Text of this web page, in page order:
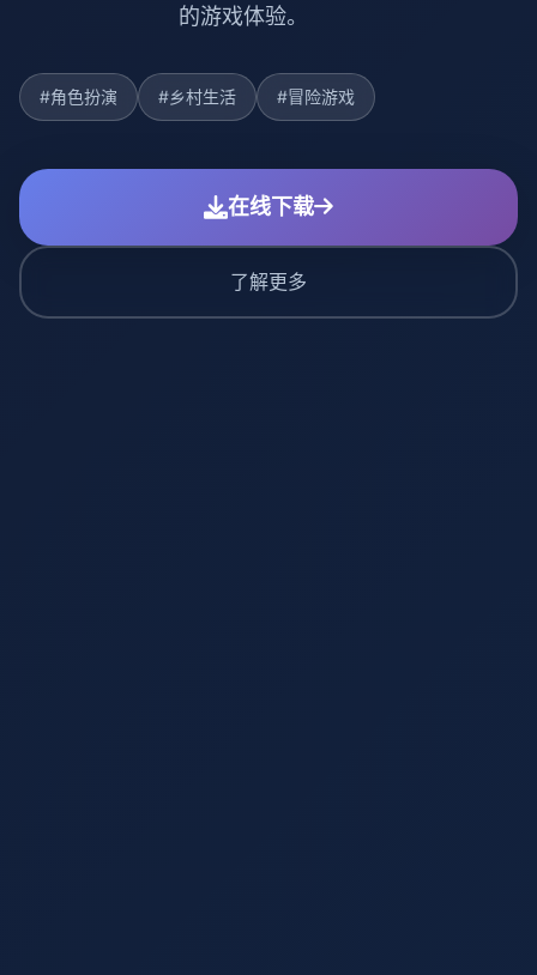
的游戏体验。
#角色扮演 #乡村生活 #冒险游戏
在线下载
了解更多